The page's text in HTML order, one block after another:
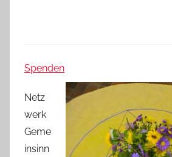
Spenden
Netz
werk
Geme
insinn